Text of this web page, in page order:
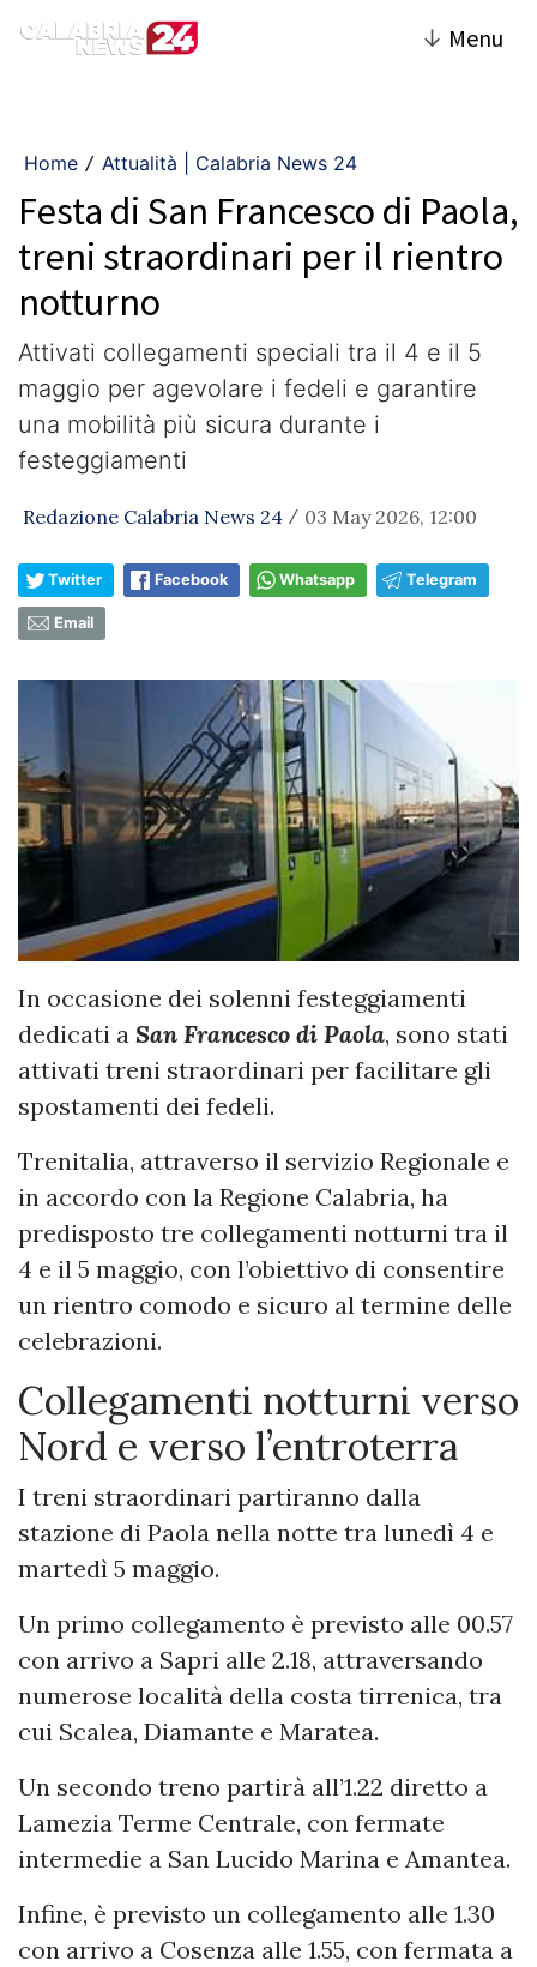
↓ Menu
Home / Attualità | Calabria News 24
Festa di San Francesco di Paola,
treni straordinari per il rientro
notturno
Attivati collegamenti speciali tra il 4 e il 5
maggio per agevolare i fedeli e garantire
una mobilità più sicura durante i
festeggiamenti
Redazione Calabria News 24 / 03 May 2026, 12:00
Twitter Facebook Whatsapp Telegram
Email
In occasione dei solenni festeggiamenti
dedicati a San Francesco di Paola, sono stati
attivati treni straordinari per facilitare gli
spostamenti dei fedeli.
Trenitalia, attraverso il servizio Regionale e
in accordo con la Regione Calabria, ha
predisposto tre collegamenti notturni tra il
4 e il 5 maggio, con l’obiettivo di consentire
un rientro comodo e sicuro al termine delle
celebrazioni.
Collegamenti notturni verso
Nord e verso l’entroterra
I treni straordinari partiranno dalla
stazione di Paola nella notte tra lunedì 4 e
martedì 5 maggio.
Un primo collegamento è previsto alle 00.57
con arrivo a Sapri alle 2.18, attraversando
numerose località della costa tirrenica, tra
cui Scalea, Diamante e Maratea.
Un secondo treno partirà all’1.22 diretto a
Lamezia Terme Centrale, con fermate
intermedie a San Lucido Marina e Amantea.
Infine, è previsto un collegamento alle 1.30
con arrivo a Cosenza alle 1.55, con fermata a